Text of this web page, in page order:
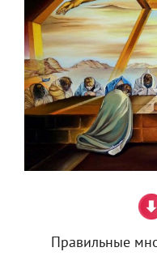
Правильные